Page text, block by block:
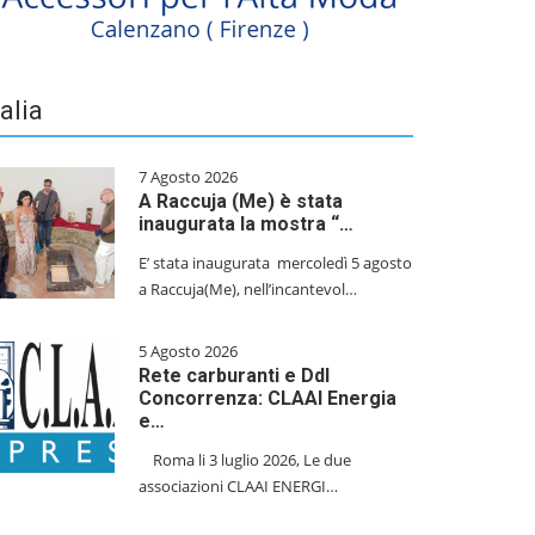
7 Agosto 2026
A Raccuja (Me) è stata
inaugurata la mostra “…
E’ stata inaugurata mercoledì 5 agosto
a Raccuja(Me), nell’incantevol…
5 Agosto 2026
Rete carburanti e Ddl
Concorrenza: CLAAI Energia
e…
​Roma li 3 luglio 2026, Le due
associazioni CLAAI ENERGI…